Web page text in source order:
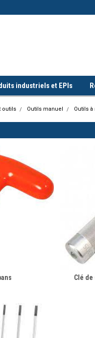
industriels et EPIs
outils Outils manuel Outils à
Clé